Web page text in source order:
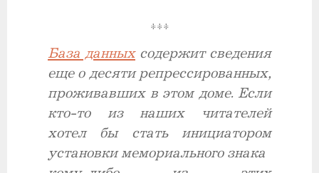
***
База данныхсодержит сведения
еще о десяти репрессированных,
проживавших в этом доме. Если
кто-то из наших читателей
хотел бы стать инициатором
установки мемориального знака